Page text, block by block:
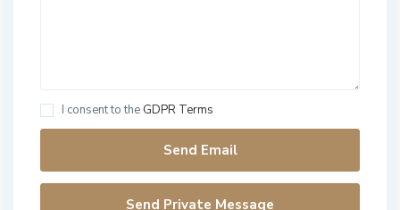
I consent to the GDPR Terms